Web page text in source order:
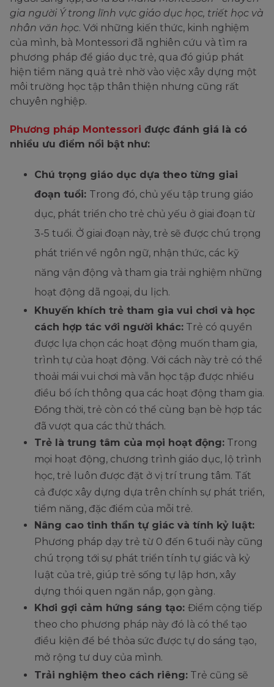
gia người Ý trong lĩnh vực giáo dục học, triết học và
nhân văn học. Với những kiến thức, kinh nghiệm
của mình, bà Montessori đã nghiên cứu và tìm ra
phương pháp để giáo dục trẻ, qua đó giúp phát
hiện tiềm năng quả trẻ nhờ vào việc xây dựng một
môi trường học tập thân thiện nhưng cũng rất
chuyên nghiệp.
Phương pháp Montessori được đánh giá là có
nhiều ưu điểm nổi bật như:
Chú trọng giáo dục dựa theo từng giai
đoạn tuổi: Trong đó, chủ yếu tập trung giáo
dục, phát triển cho trẻ chủ yếu ở giai đoạn từ
3-5 tuổi. Ở giai đoạn này, trẻ sẽ được chú trọng
phát triển về ngôn ngữ, nhận thức, các kỹ
năng vận động và tham gia trải nghiệm những
hoạt động dã ngoại, du lịch.
Khuyến khích trẻ tham gia vui chơi và học
cách hợp tác với người khác: Trẻ có quyền
được lựa chọn các hoạt động muốn tham gia,
trình tự của hoạt động. Với cách này trẻ có thể
thoải mái vui chơi mà vẫn học tập được nhiều
điều bổ ích thông qua các hoạt động tham gia.
Đồng thời, trẻ còn có thể cùng bạn bè hợp tác
đã vượt qua các thử thách.
Trẻ là trung tâm của mọi hoạt động: Trong
mọi hoạt động, chương trình giáo dục, lộ trình
học, trẻ luôn được đặt ở vị trí trung tâm. Tất
cả được xây dựng dựa trên chính sự phát triển,
tiềm năng, đặc điểm của mỗi trẻ.
Nâng cao tinh thần tự giác và tính kỷ luật:
Phương pháp dạy trẻ từ 0 đến 6 tuổi này cũng
chú trọng tới sự phát triển tính tự giác và kỷ
luật của trẻ, giúp trẻ sống tự lập hơn, xây
dựng thói quen ngăn nắp, gọn gàng.
Khơi gợi cảm hứng sáng tạo: Điểm cộng tiếp
theo cho phương pháp này đó là có thể tạo
điều kiện để bé thỏa sức được tự do sáng tạo,
mở rộng tư duy của mình.
Trải nghiệm theo cách riêng: Trẻ cũng sẽ